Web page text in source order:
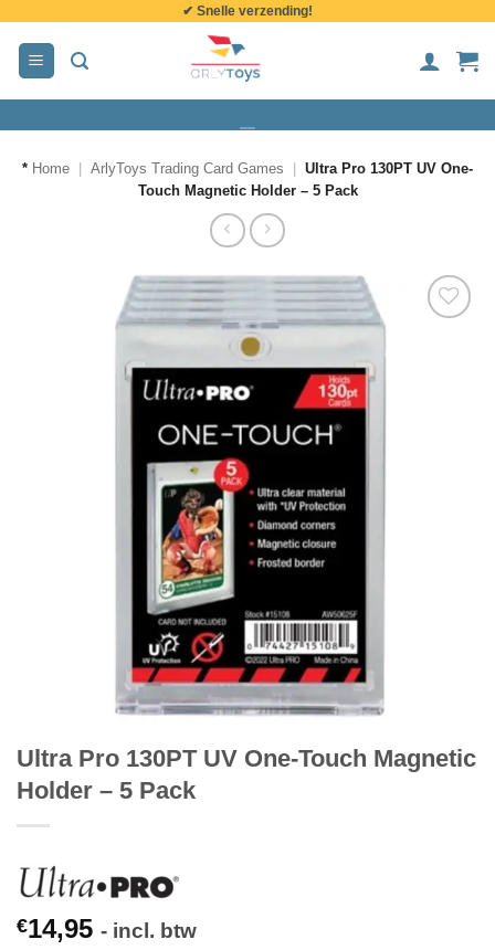
inhoud
✔ Snelle verzending!
* Home ArlyToys Trading Card Games
Ultra Pro 130PT UV One-
Touch Magnetic Holder – 5 Pack
Ultra Pro 130PT UV One-Touch Magnetic
Holder – 5 Pack
€14,95 - incl. btw